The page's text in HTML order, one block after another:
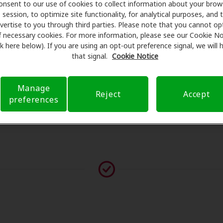
to our use of cookies to collect information about your
session, to optimize site functionality, for analytical purposes, and
to you through third parties. Please note that you cannot
necessary cookies. For more information, please see our Cookie
here below). If you are using an opt-out preference signal, we will
that signal. Cookie Notice
Manage
preferences
Reject Accept
exámenes con profesionales licenciados para
de su consulta en Auburn Audiology, Amplifon Hearing
para reducir sus gastos de bolsillo y de presentar
de atención auditiva y liberarlo de
el seguro y con opciones de pago flexibles cuando
contáctenos si no aparece ningún proveedor en esta